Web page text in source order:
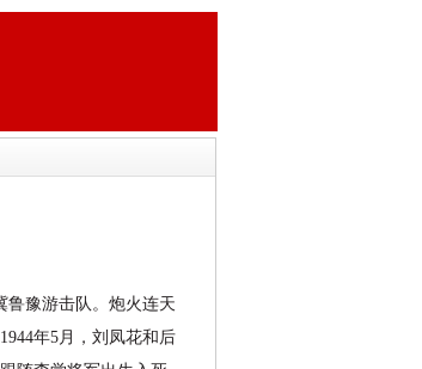
豫游击队。炮火连天
年5月，刘凤花和后